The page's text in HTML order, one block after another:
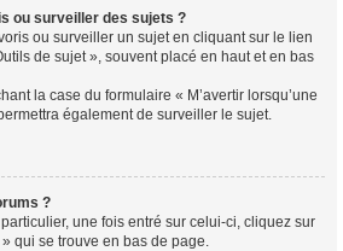
ou surveiller des sujets ?
ou surveiller un sujet en cliquant sur le lien
de sujet », souvent placé en haut et en bas
la case du formulaire « M’avertir lorsqu’une
également de surveiller le sujet.
?
une fois entré sur celui-ci, cliquez sur
qui se trouve en bas de page.